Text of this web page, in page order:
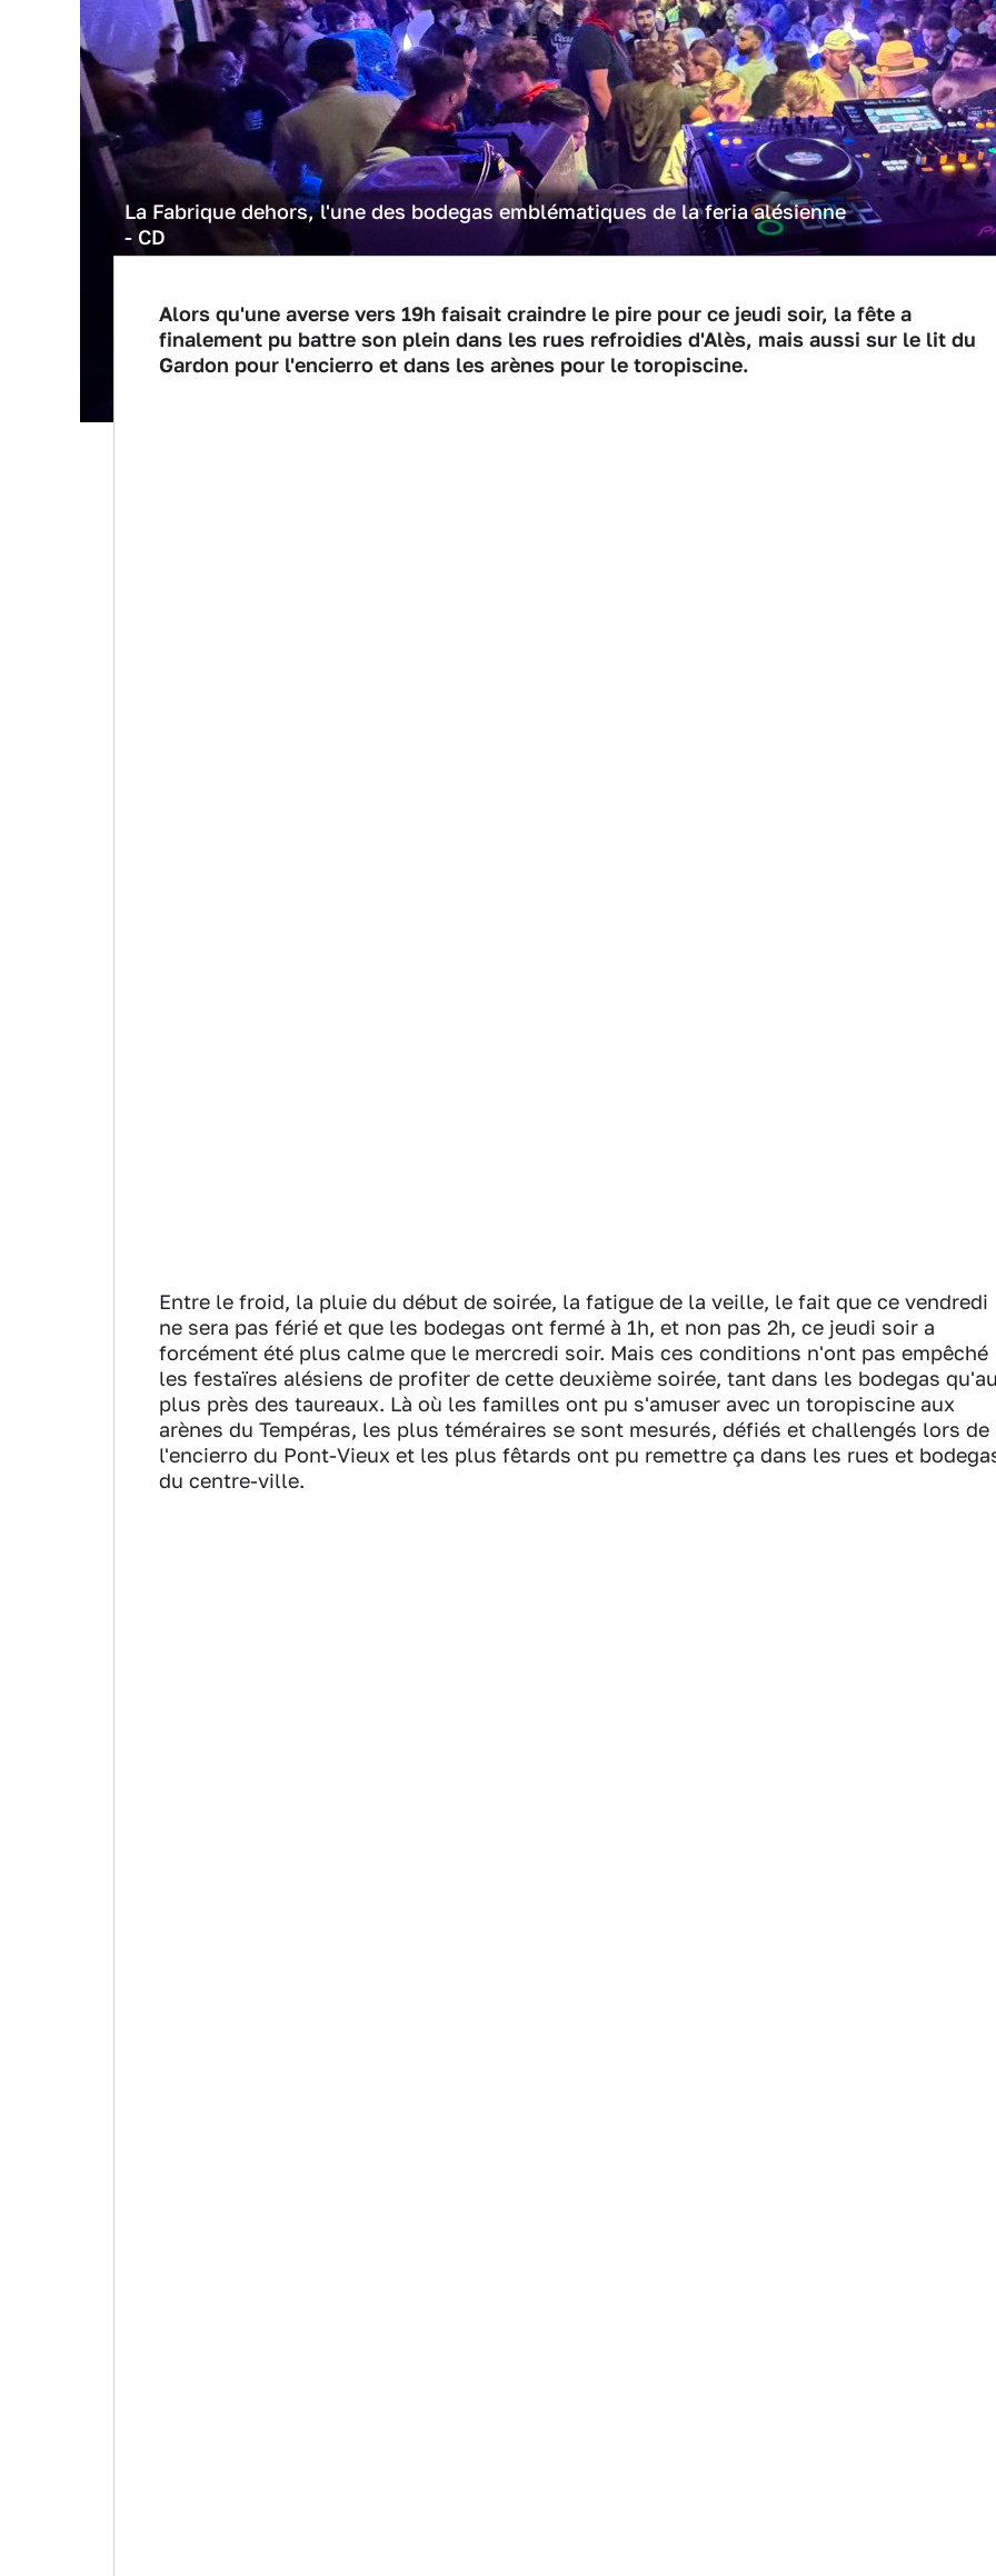
La Fabrique dehors, l'une des bodegas emblématiques de la feria alésienne
- CD
Alors qu'une averse vers 19h faisait craindre le pire pour ce jeudi soir, la fête a
finalement pu battre son plein dans les rues refroidies d'Alès, mais aussi sur le lit du
Gardon pour l'encierro et dans les arènes pour le toropiscine.
Entre le froid, la pluie du début de soirée, la fatigue de la veille, le fait que ce vendredi
ne sera pas férié et que les bodegas ont fermé à 1h, et non pas 2h, ce jeudi soir a
forcément été plus calme que le mercredi soir. Mais ces conditions n'ont pas empêché
les festaïres alésiens de profiter de cette deuxième soirée, tant dans les bodegas
plus près des taureaux. Là où les familles ont pu s'amuser avec un toropiscine aux
arènes du Tempéras, les plus téméraires se sont mesurés, défiés et challengés lors de
l'encierro du Pont-Vieux et les plus fêtards ont pu remettre ça dans les rues et
du centre-ville.